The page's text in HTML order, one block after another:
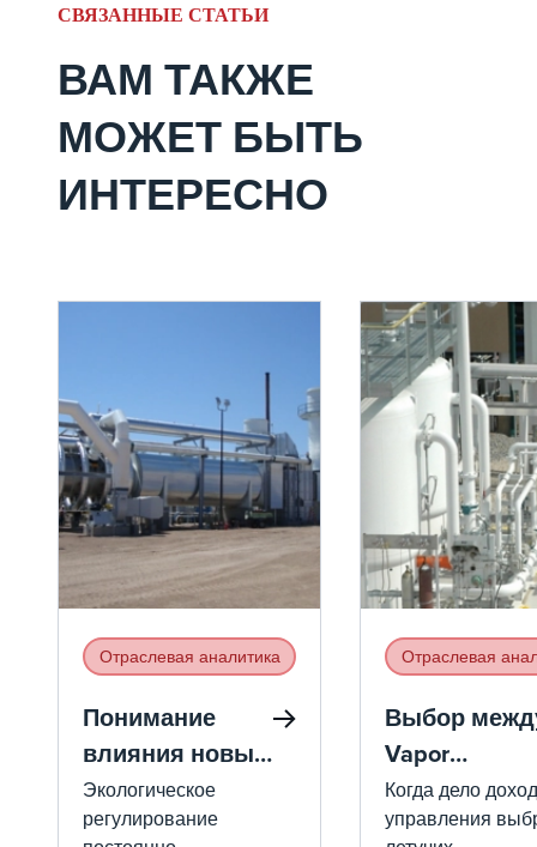
СВЯЗАННЫЕ СТАТЬИ
ВАМ ТАКЖЕ
МОЖЕТ БЫТЬ
ИНТЕРЕСНО
Отраслевая аналитика
Понимание
влияния новых
норм HON на
конструкцию
Экологическое
регулирование
Отраслевая
Выбор
Vapor
Combustion
Units (VCUs)
Когда дело
управления